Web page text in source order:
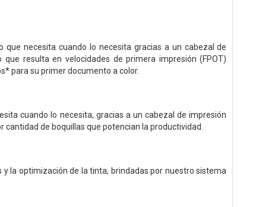
necesita cuando lo necesita gracias a un cabezal de
resulta en velocidades de primera impresión (FPOT)
para su primer documento a color.
cuando lo necesita, gracias a un cabezal de impresión
de boquillas que potencian la productividad.
la optimización de la tinta, brindadas por nuestro sistema